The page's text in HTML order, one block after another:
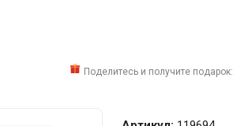
Поделитесь и получите подарок: